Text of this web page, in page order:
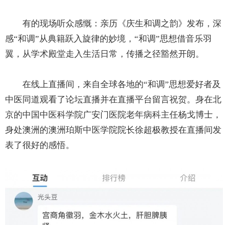
有的现场听众感慨：亲历《庆生和调之韵》发布，深
感“和调”从典籍跃入旋律的妙境，“和调”思想借音乐羽
翼，从学术殿堂走入生活日常，传播之径豁然开朗。
在线上直播间，来自全球各地的“和调”思想爱好者及
中医同道观看了论坛直播并在直播平台留言祝贺。身在北
京的中国中医科学院广安门医院老年病科主任杨戈博士，
身处澳洲的澳洲珀斯中医学院院长徐超极教授在直播间发
表了很好的感悟。